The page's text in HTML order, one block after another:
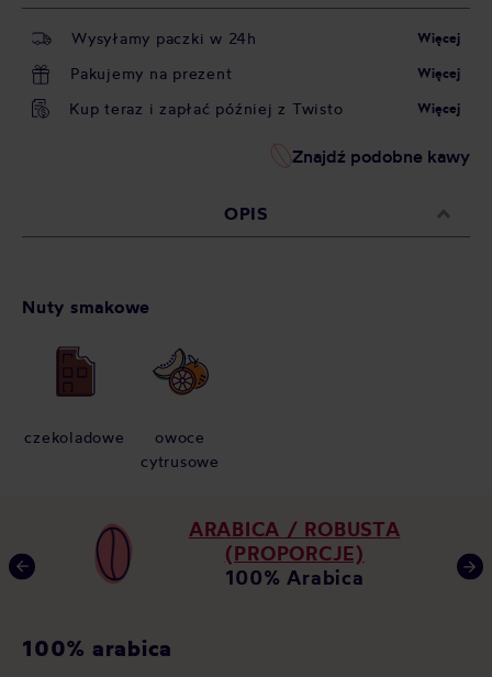
Wysyłamy paczki w 24h Więcej
Pakujemy na prezent Więcej
Kup teraz i zapłać później z Twisto Więcej
Znajdź podobne kawy
OPIS
Nuty smakowe
czekoladowe
owoce
cytrusowe
ARABICA / ROBUSTA
(PROPORCJE)
100% Arabica
100% arabica